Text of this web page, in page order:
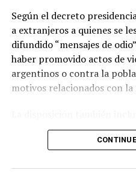
Según el decreto
a extranjeros a quienes se
difundido “mensajes de
haber promovido actos de
argentinos o contra la
motivos relacionados con la
actos de “ultraje” a
incentiven la realización de